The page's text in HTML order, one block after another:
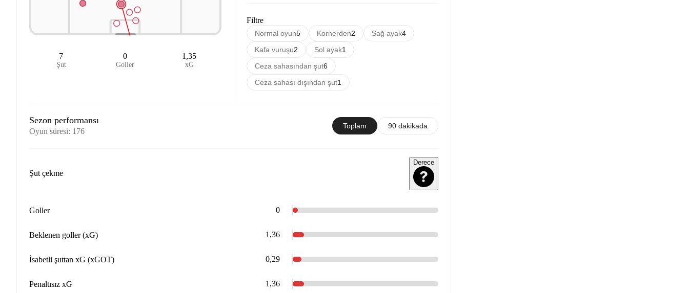
7
Şut
0
Goller
1,35
xG
Filtre
Normal oyun5 Kornerden2 Sağ ayak4
Kafa vuruşu2 Sol ayak1
Ceza sahasından şut6
Ceza sahası dışından şut1
Sezon performansı
Oyun süresi: 176
Toplam 90 dakikada
Şut çekme
Derece
Goller 0
Beklenen goller (xG) 1,36
İsabetli şuttan xG (xGOT) 0,29
Penaltısız xG 1,36